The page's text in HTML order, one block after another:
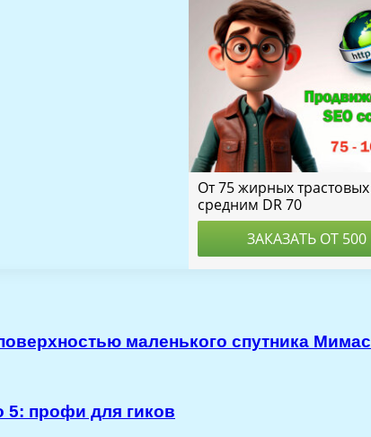
маленького спутника Мимас
5: профи для гиков